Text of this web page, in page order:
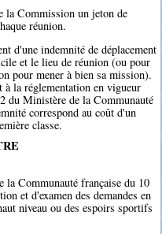
la Commission un jeton de
réunion.
d'une indemnité de déplacement
et le lieu de réunion (ou pour
pour mener à bien sa mission).
à la réglementation en vigueur
du Ministère de la Communauté
correspond au coût d'un
classe.
la Communauté française du 10
et d'examen des demandes en
niveau ou des espoirs sportifs